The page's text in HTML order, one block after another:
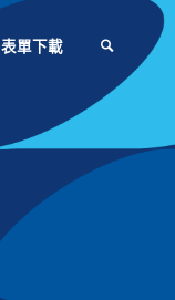
表單下載